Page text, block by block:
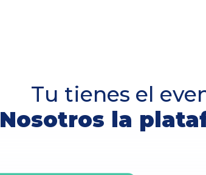
Tu tienes el
Nosotros la